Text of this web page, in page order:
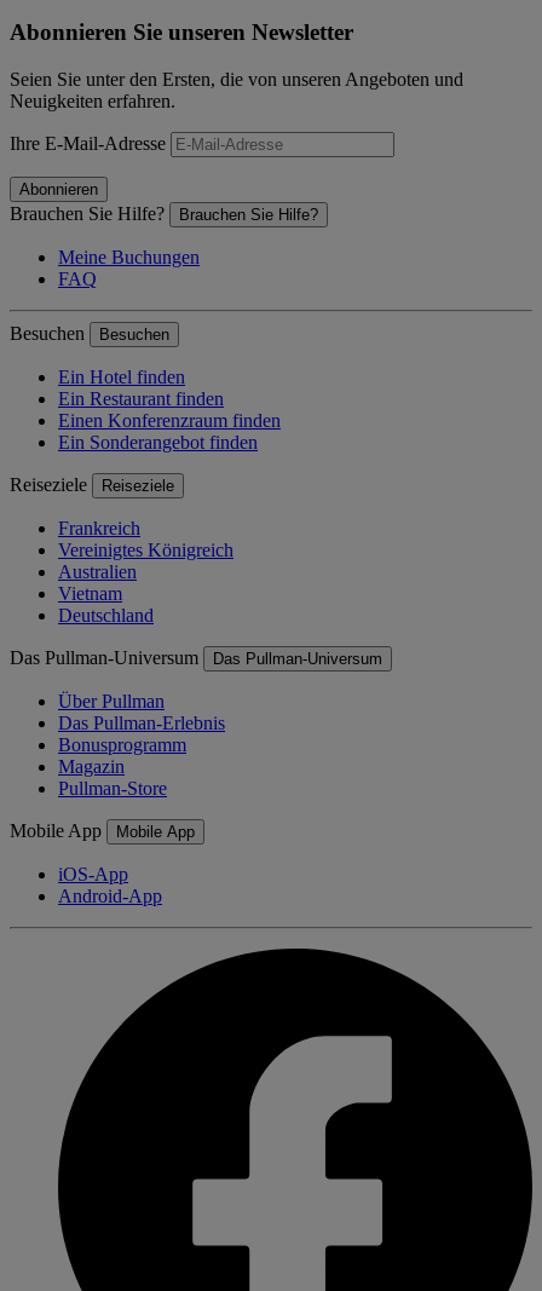
Abonnieren Sie unseren Newsletter
Seien Sie unter den Ersten, die von unseren Angeboten und
Neuigkeiten erfahren.
Ihre E-Mail-Adresse
Abonnieren
Brauchen Sie Hilfe? Brauchen Sie Hilfe?
Meine Buchungen
FAQ
Besuchen Besuchen
Ein Hotel finden
Ein Restaurant finden
Einen Konferenzraum finden
Ein Sonderangebot finden
Reiseziele Reiseziele
Frankreich
Vereinigtes Königreich
Australien
Vietnam
Deutschland
Das Pullman-Universum Das Pullman-Universum
Über Pullman
Das Pullman-Erlebnis
Bonusprogramm
Magazin
Pullman-Store
Mobile App Mobile App
iOS-App
Android-App